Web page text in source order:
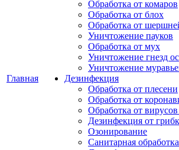
Главная
Обработка от комаров
Обработка от блох
Обработка от
Уничтожение пауков
Обработка от мух
Уничтожение гнезд ос
Уничтожение
Дезинфекция
Обработка от плесени
Обработка от
Обработка от
Дезинфекция от
Озонирование
Санитарная